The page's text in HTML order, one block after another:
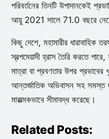
পরিবর্তনের তিনটি উপাদানকেই
আয়ু 2021 সালে 71.0 বছরে
কিছু দেশে, মহামারীর ধারাবাহিক
স্বল্পমেয়াদী হ্রাস তৈরি করতে
মাত্রা বা প্রবণতার উপর প্রভাবের
আন্তর্জাতিক অভিবাসন সহ সমস্ত
মারাত্মকভাবে সীমাবদ্ধ করেছে।
Related Posts: